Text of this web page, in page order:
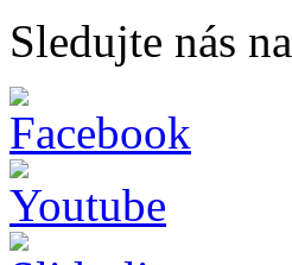
Sledujte nás na